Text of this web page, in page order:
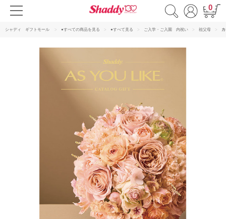
0
シャディ ギフトモール ●すべての商品を見る ●すべて見る ご入学・ご入園 内祝い 祖父母